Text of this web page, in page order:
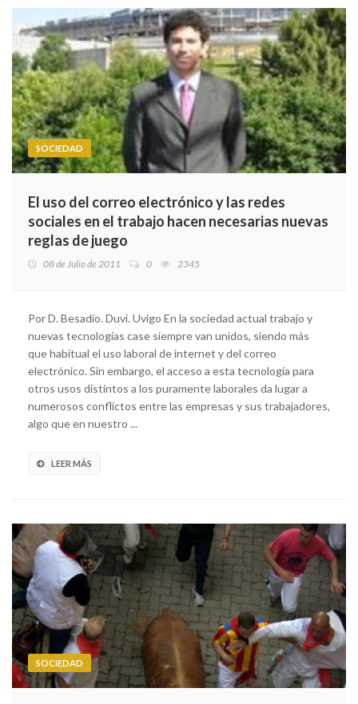
SOCIEDAD
El uso del correo electrónico y las redes
sociales en el trabajo hacen necesarias nuevas
reglas de juego
08 de Julio de 2011 0 2345
Por D. Besadío. Duvi. Uvigo En la sociedad actual trabajo y
nuevas tecnologías case siempre van unidos, siendo más
que habitual el uso laboral de internet y del correo
electrónico. Sin embargo, el acceso a esta tecnología para
otros usos distintos a los puramente laborales da lugar a
numerosos conflictos entre las empresas y sus trabajadores,
algo que en nuestro ...
LEER MÁS
SOCIEDAD